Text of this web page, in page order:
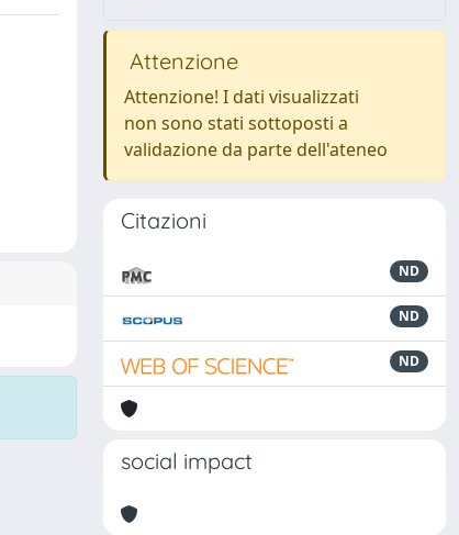
Attenzione
Attenzione! I dati visualizzati
non sono stati sottoposti a
validazione da parte dell'ateneo
Citazioni
ND
ND
ND
social impact